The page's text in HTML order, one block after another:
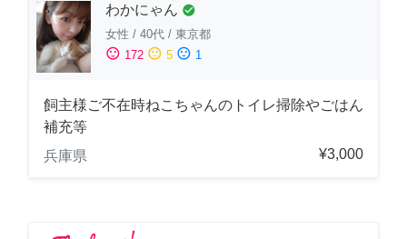
わかにゃん check_circle
女性 / 40代 / 東京都
sentiment_satisfied 172 sentiment_neutral 5 sentiment_dissatisfied 1
飼主様ご不在時ねこちゃんのトイレ掃除やごはん
補充等
兵庫県
¥3,000